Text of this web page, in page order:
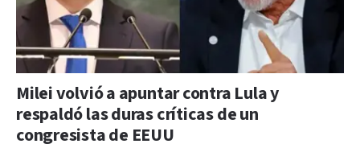
Milei volvió a apuntar contra Lula y
respaldó las duras críticas de un
congresista de EEUU